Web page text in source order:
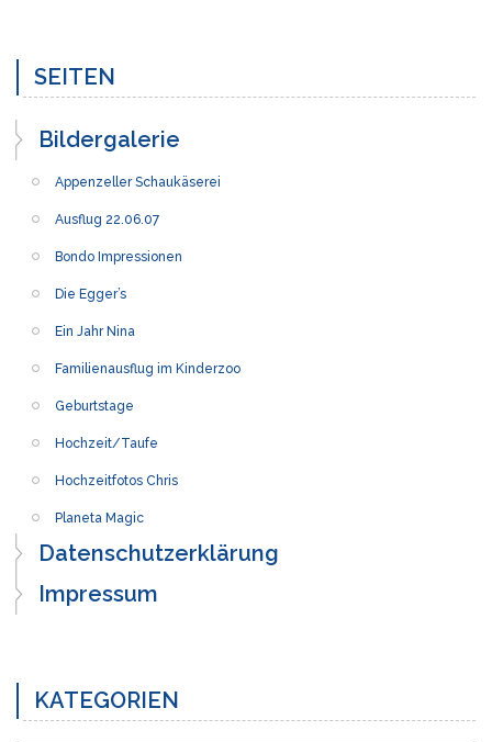
SEITEN
Bildergalerie
Appenzeller Schaukäserei
Ausflug 22.06.07
Bondo Impressionen
Die Egger’s
Ein Jahr Nina
Familienausflug im Kinderzoo
Geburtstage
Hochzeit/Taufe
Hochzeitfotos Chris
Planeta Magic
Datenschutzerklärung
Impressum
KATEGORIEN